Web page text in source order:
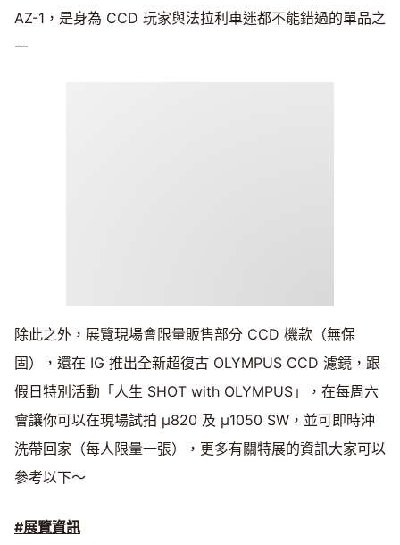
AZ-1，是身為 CCD 玩家與法拉利車迷都不能錯過的單品之
一
除此之外，展覽現場會限量販售部分 CCD 機款（無保
固），還在 IG 推出全新超復古 OLYMPUS CCD 濾鏡，跟
假日特別活動「人生 SHOT with OLYMPUS」，在每周六
會讓你可以在現場試拍 μ820 及 μ1050 SW，並可即時沖
洗帶回家（每人限量一張），更多有關特展的資訊大家可以
參考以下～
#展覽資訊